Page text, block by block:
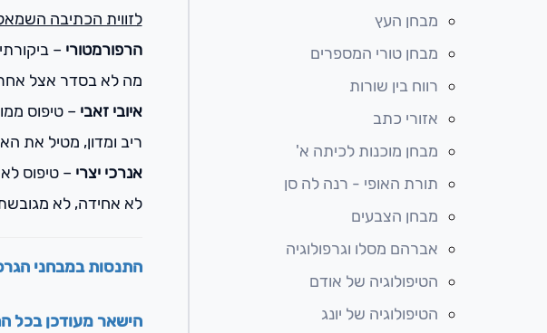
לזווית הכתיבה
הרפורמטורי –
מה לא בסדר אצל
איובי זאבי – טיפוס
ריב ומדון, מטיל את
אנרכי יצרי – טיפוס
לא אחידה, לא
התנסות במבחני
הישאר מעודכן בכל
מבחן העץ
מבחן טורי המספרים
רווח בין שורות
אזורי כתב
מבחן מוכנות לכיתה א'
תורת האופי - רנה לה סן
מבחן הצבעים
אברהם מסלו וגרפולוגיה
הטיפולוגיה של אודם
הטיפולוגיה של יונג